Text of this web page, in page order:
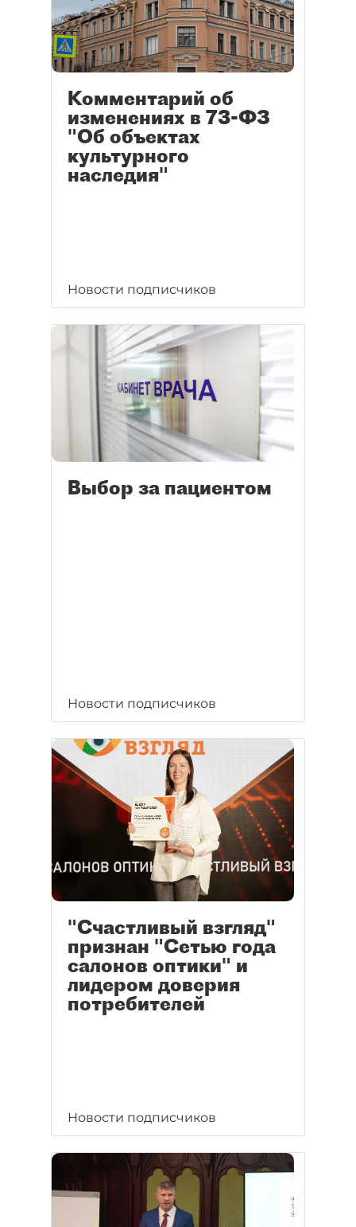
Комментарий об
изменениях в 73-ФЗ
"Об объектах
культурного
наследия"
Новости подписчиков
Выбор за пациентом
Новости подписчиков
"Счастливый взгляд"
признан "Сетью года
салонов оптики" и
лидером доверия
потребителей
Новости подписчиков